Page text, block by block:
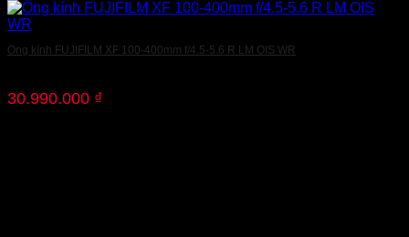
Ống kính FUJIFILM XF 100-400mm f/4.5-5.6 R LM OIS WR
30.990.000 ₫